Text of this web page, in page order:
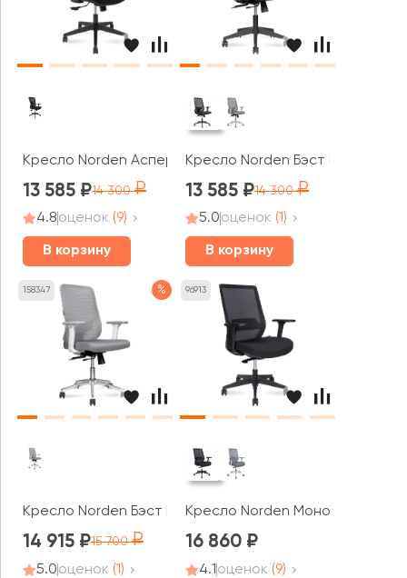
Кресло Norden Аспер LB / Asper LB черный пластик
13 585 14 300
4.8оценок (9)
В корзину
Кресло Norden Бэст LB / Best
13 585 14 300
5.0оценок (1)
В корзину
158347 %
Кресло Norden Бэст LB вайт / Best LB white белый
14 915 15 700
5.0оценок (1)
96913
Кресло Norden Моно / Mono
16 860
4.1 оценок (9)